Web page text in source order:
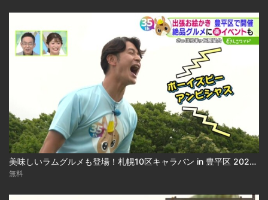
美味しいラムグルメも登場！札幌10区キャラバン in 豊平区 2026-07-31
無料